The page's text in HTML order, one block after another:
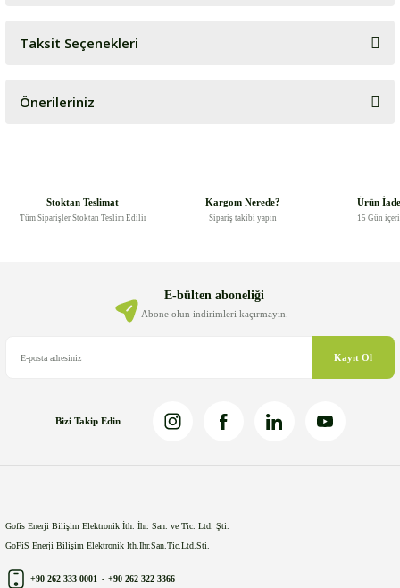
Bu ürüne ilk yorumu siz yapın!
Taksit Seçenekleri
Önerileriniz
Ürün bilgilerinde hatalar bulunuyor.
Ürün fiyatı diğer sitelerden daha pahalı.
Stoktan Teslimat
Tüm Siparişler Stoktan Teslim Edilir
Kargom Nerede?
Sipariş takibi yapın
Ürün
15 Gün
E-bülten aboneliği
Abone olun indirimleri kaçırmayın.
Kayıt Ol
Bizi Takip Edin
Gofis Enerji Bilişim Elektronik İth. İhr. San. ve Tic. Ltd. Şti.
GoFiS Enerji Bilişim Elektronik Ith.Ihr.San.Tic.Ltd.Sti.
+90 262 333 0001 - +90 262 322 3366